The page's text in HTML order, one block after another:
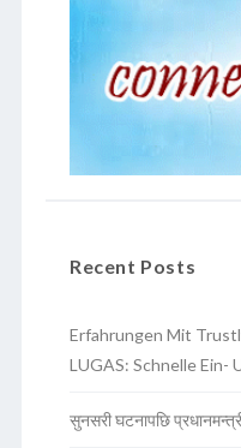
Recent Posts
Erfahrungen Mit
LUGAS: Schnelle Ein-
सुनसरी घटनापछि